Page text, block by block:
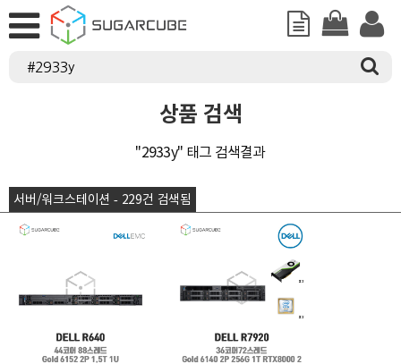
상품 검색
"2933y" 태그 검색결과
서버/워크스테이션 - 229건 검색됨